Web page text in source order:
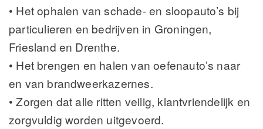
• Het ophalen van schade- en sloopauto’s bij
particulieren en bedrijven in Groningen,
Friesland en Drenthe.
• Het brengen en halen van oefenauto’s naar
en van brandweerkazernes.
• Zorgen dat alle ritten veilig, klantvriendelijk en
zorgvuldig worden uitgevoerd.